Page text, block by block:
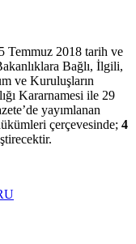
Temmuz 2018 tarih ve
Bağlı, İlgili,
ve Kuruluşların
Kararnamesi ile 29
yayımlanan
çerçevesinde; 4